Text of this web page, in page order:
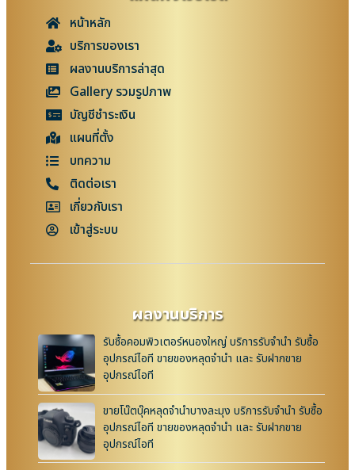
หน้าหลัก
บริการของเรา
ผลงานบริการล่าสุด
Gallery รวมรูปภาพ
บัญชีชำระเงิน
แผนที่ตั้ง
บทความ
ติดต่อเรา
เกี่ยวกับเรา
เข้าสู่ระบบ
ผลงานบริการ
รับซื้อคอมพิวเตอร์หนองใหญ่ บริการรับจำนำ รับซื้อ
อุปกรณ์ไอที ขายของหลุดจำนำ และ รับฝากขาย
อุปกรณ์ไอที
ขายโน๊ตบุ๊คหลุดจำนำบางละมุง บริการรับจำนำ รับซื้อ
อุปกรณ์ไอที ขายของหลุดจำนำ และ รับฝากขาย
อุปกรณ์ไอที